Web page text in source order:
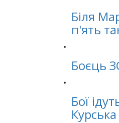
Біля
п'ять
Боєць
Бої